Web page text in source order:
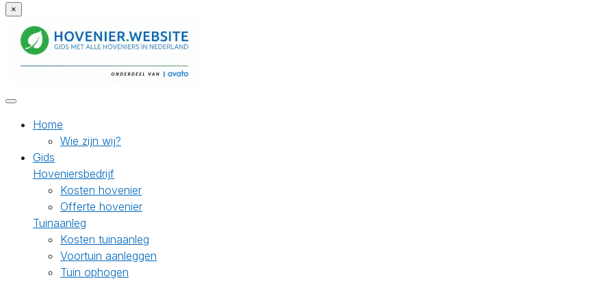
×
Home
Wie zijn wij?
Gids
Hoveniersbedrijf
Kosten hovenier
Offerte hovenier
Tuinaanleg
Kosten tuinaanleg
Voortuin aanleggen
Tuin ophogen